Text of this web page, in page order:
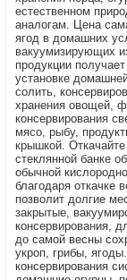
естественном
аналогам. Цена
ягод в домашних
вакуумизирующих
продукции
установке
солить,
хранения овощей,
консервирования
мясо, рыбу,
крышкой.
стеклянной банке
обычной
благодаря откачке
позволит долгие
закрытые,
консервирования,
до самой весны
укроп, грибы,
консервирования